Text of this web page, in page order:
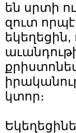
են սրտի
զուտ
կտոր։